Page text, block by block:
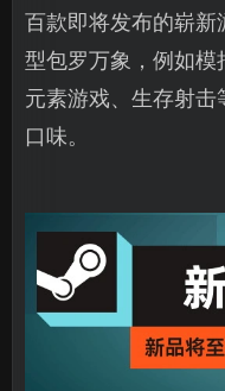
百款即将发布的崭
型包罗万象，例如
元素游戏、生存射
口味。